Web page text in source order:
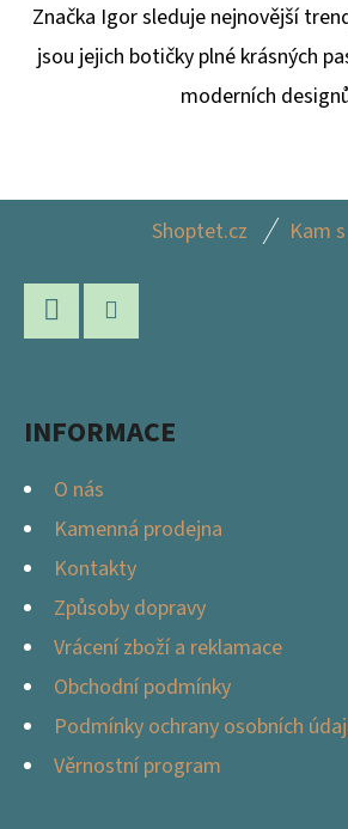
Značka Igor sleduje nejnovější
jsou jejich botičky plné krásných
moderních
Shoptet.cz Kam
INFORMACE
O nás
Kamenná prodejna
Kontakty
Způsoby dopravy
Vrácení zboží a reklamace
Obchodní podmínky
Podmínky ochrany osobních
Věrnostní program